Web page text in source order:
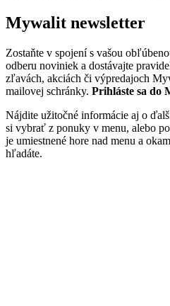
Mywalit newsletter
Zostaňte v spojení s vašou
odberu noviniek a dostávajte
zľavách, akciách či výpredajoch
mailovej schránky. Prihláste sa do
Nájdite užitočné informácie aj o
si vybrať z ponuky v menu, alebo
je umiestnené hore nad menu a
hľadáte.